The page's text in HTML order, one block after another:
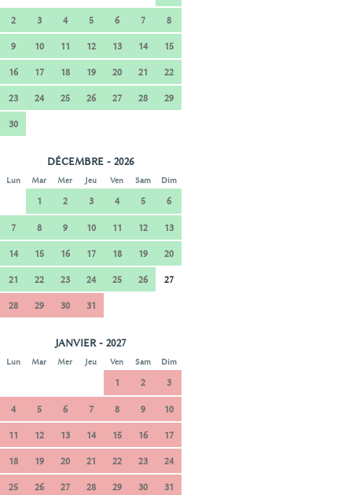
2 3 4 5 6 7 8
9 10 11 12 13 14 15
16 17 18 19 20 21 22
23 24 25 26 27 28 29
30
DÉCEMBRE - 2026
Lun Mar Mer Jeu Ven Sam Dim
1 2 3 4 5 6
7 8 9 10 11 12 13
14 15 16 17 18 19 20
21 22 23 24 25 26 27
28 29 30 31
JANVIER - 2027
Lun Mar Mer Jeu Ven Sam Dim
1 2 3
4 5 6 7 8 9 10
11 12 13 14 15 16 17
18 19 20 21 22 23 24
25 26 27 28 29 30 31